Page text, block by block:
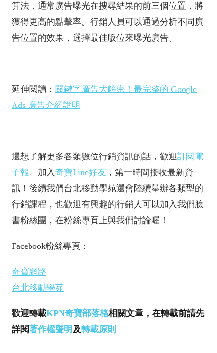
算法，通常廣告曝光在搜尋結果的前三個位置，將
獲得更高的點擊率。行銷人員可以通過分析不同廣
告位置的效果，選擇最佳版位來曝光廣告。
延伸閱讀： 關鍵字廣告大解密！最完整的 Google
Ads 廣告介紹說明
還想了解更多各類數位行銷資訊的話，歡迎訂閱電
子報 、加入 奇寶Line好友 ，第一時間接收最新資
訊！後續我們台北移動學苑還會陸續舉辦各類型的
行銷課程，也歡迎有興趣的行銷人可以加入我們臉
書粉絲團，在粉絲專頁上與我們討論喔！
Facebook粉絲專頁：
奇寶網路
台北移動學苑
歡迎轉載KPN奇寶部落格相關文章，在轉載前請先
詳閱著作權聲明 及轉載原則